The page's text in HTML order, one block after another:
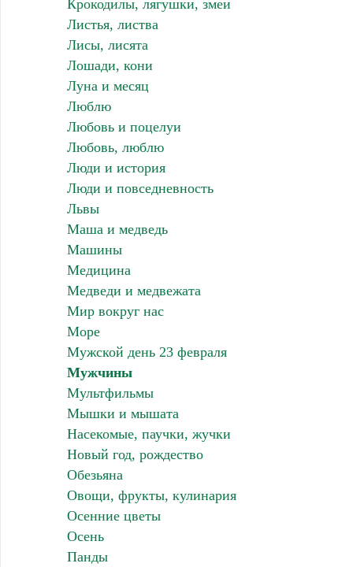
Крокодилы, лягушки, змеи
Листья, листва
Лисы, лисята
Лошади, кони
Луна и месяц
Люблю
Любовь и поцелуи
Любовь, люблю
Люди и история
Люди и повседневность
Львы
Маша и медведь
Машины
Медицина
Медведи и медвежата
Мир вокруг нас
Море
Мужской день 23 февраля
Мужчины
Мультфильмы
Мышки и мышата
Насекомые, паучки, жучки
Новый год, рождество
Обезьяна
Овощи, фрукты, кулинария
Осенние цветы
Осень
Панды